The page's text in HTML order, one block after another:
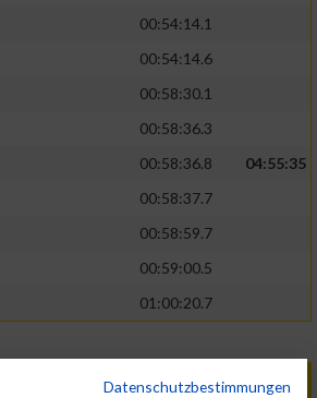
00:54:14.1
00:54:14.6
00:58:30.1
00:58:36.3
00:58:36.8
04:55:35
00:58:37.7
00:58:59.7
00:59:00.5
01:00:20.7
/ 15.07.2026
Datenschutzbestimmungen